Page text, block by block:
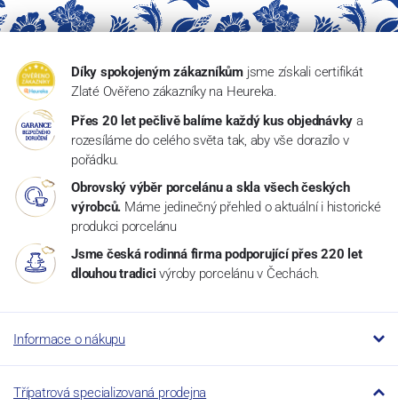
Díky spokojeným zákazníkům jsme získali certifikát
Zlaté Ověřeno zákazníky na Heureka.
Přes 20 let pečlivě balíme každý kus objednávky a
rozesíláme do celého světa tak, aby vše dorazilo v
pořádku.
Obrovský výběr porcelánu a skla všech českých
výrobců. Máme jedinečný přehled o aktuální i historické
produkci porcelánu
Jsme česká rodinná firma podporující přes 220 let
dlouhou tradici výroby porcelánu v Čechách.
Informace o nákupu
Třípatrová specializovaná prodejna